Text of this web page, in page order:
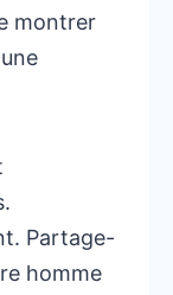
montrer
Partage-
homme